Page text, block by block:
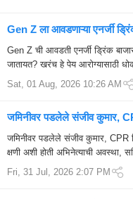
Gen Z ला आवडणाऱ्या एनर्जी
मोठा निर्णय; आता बदलणार
Gen Z ची आवडती एनर्जी ड्रिंक
जातायत? खरंच हे पेय आरोग्यासाठी
भारतातील तरुणांमध्ये, विशेषतः Gen Z
Sat, 01 Aug, 2026 10:26 AM
जमिनीवर पडलेले संजीव कुमार,
सचिन पिळगांवकरांनी सांगितला
प्रसंग
जमिनीवर पडलेले संजीव कुमार, CPR
क्षणी अशी होती अभिनेत्याची अवस्था,
धक्कादायक खुलासा हिंदी
Fri, 31 Jul, 2026 2:07 PM